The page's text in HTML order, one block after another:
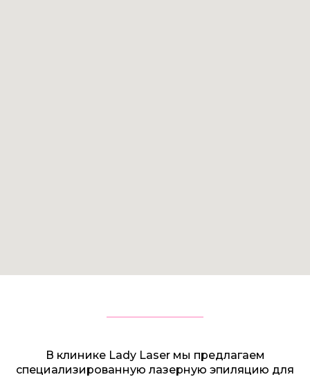
В клинике Lady Laser мы предлагаем
специализированную лазерную эпиляцию для